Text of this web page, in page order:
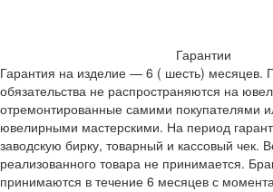
Гарантии
Гарантия на изделие — 6 ( шесть) месяцев.
обязательства не распространяются на
отремонтированные самими покупателями
ювелирными мастерскими. На период
заводскую бирку, товарный и кассовый чек.
реализованного товара не принимается.
принимаются в течение 6 месяцев с